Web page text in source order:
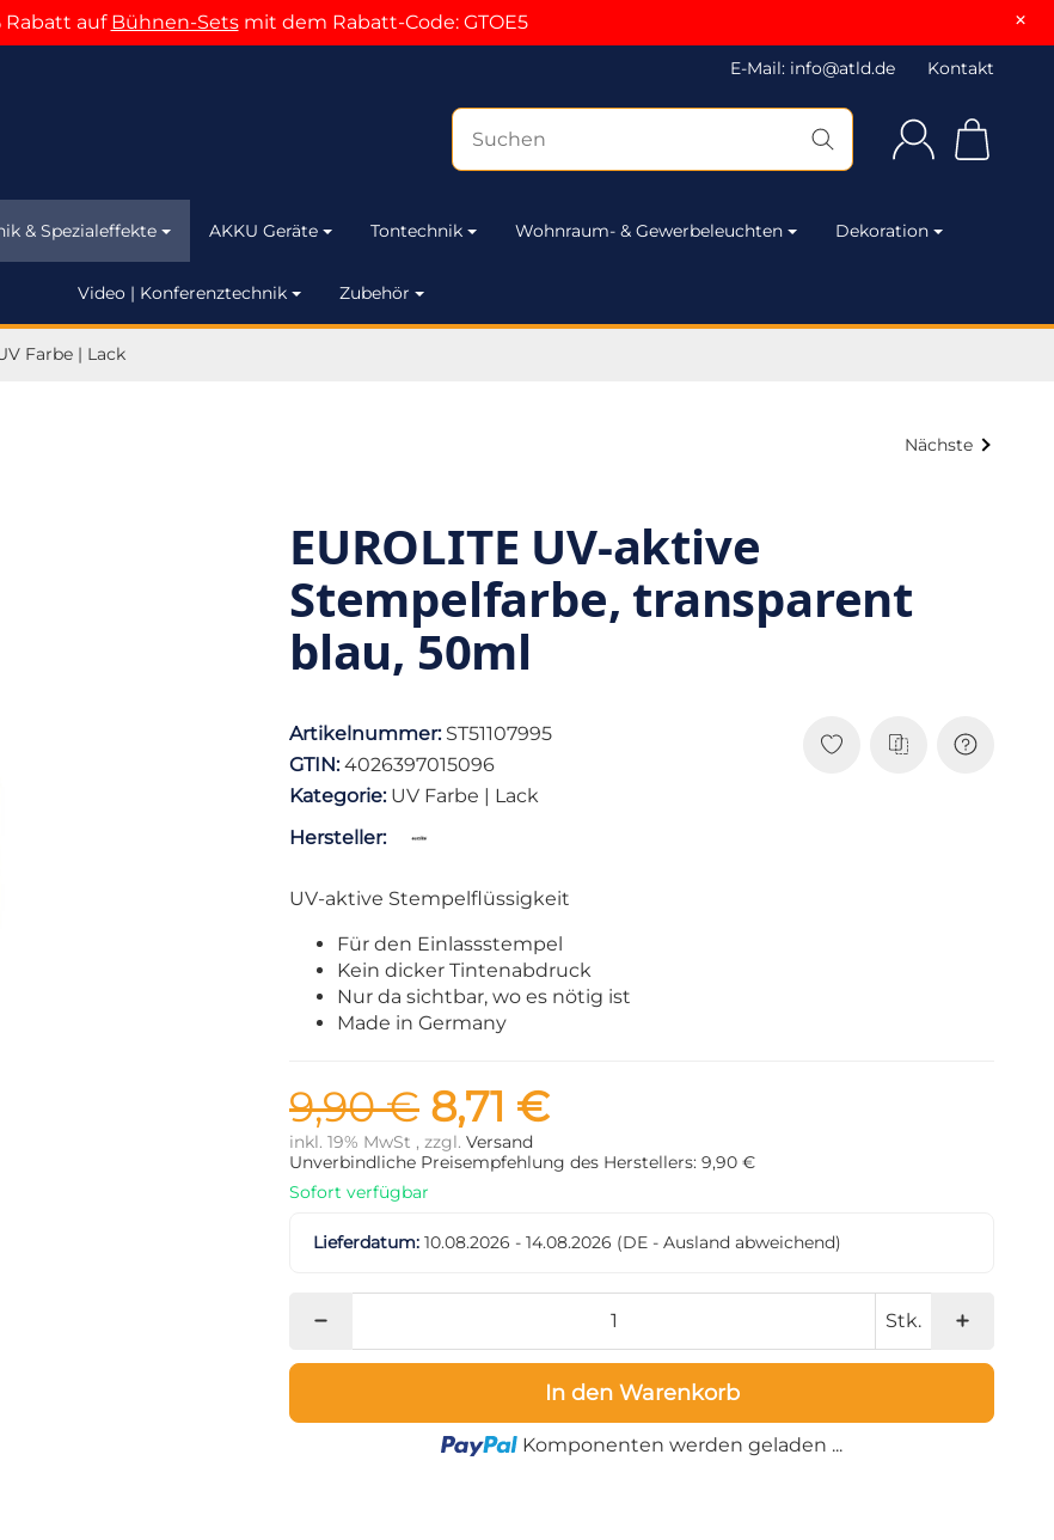
Rabatt auf Bühnen-Setsmit dem Rabatt-Code: GTOE5 ×
E-Mail: info@atld.de Kontakt
& Spezialeffekte AKKU Geräte Tontechnik Wohnraum- & Gewerbeleuchten Dekoration
Video | Konferenztechnik Zubehör
Farbe | Lack
Nächste
EUROLITE UV-aktive
Stempelfarbe, transparent
blau, 50ml
Artikelnummer: ST51107995
GTIN:4026397015096
Kategorie: UV Farbe | Lack
Hersteller:
UV-aktive Stempelflüssigkeit
Für den Einlassstempel
Kein dicker Tintenabdruck
Nur da sichtbar, wo es nötig ist
Made in Germany
9,90 € 8,71 €
inkl. 19% MwSt , zzgl. Versand
Unverbindliche Preisempfehlung des Herstellers: 9,90 €
Sofort verfügbar
Lieferdatum: 10.08.2026 - 14.08.2026 (DE - Ausland abweichend)
Stk.
In den Warenkorb
Loading...
Komponenten werden geladen ...